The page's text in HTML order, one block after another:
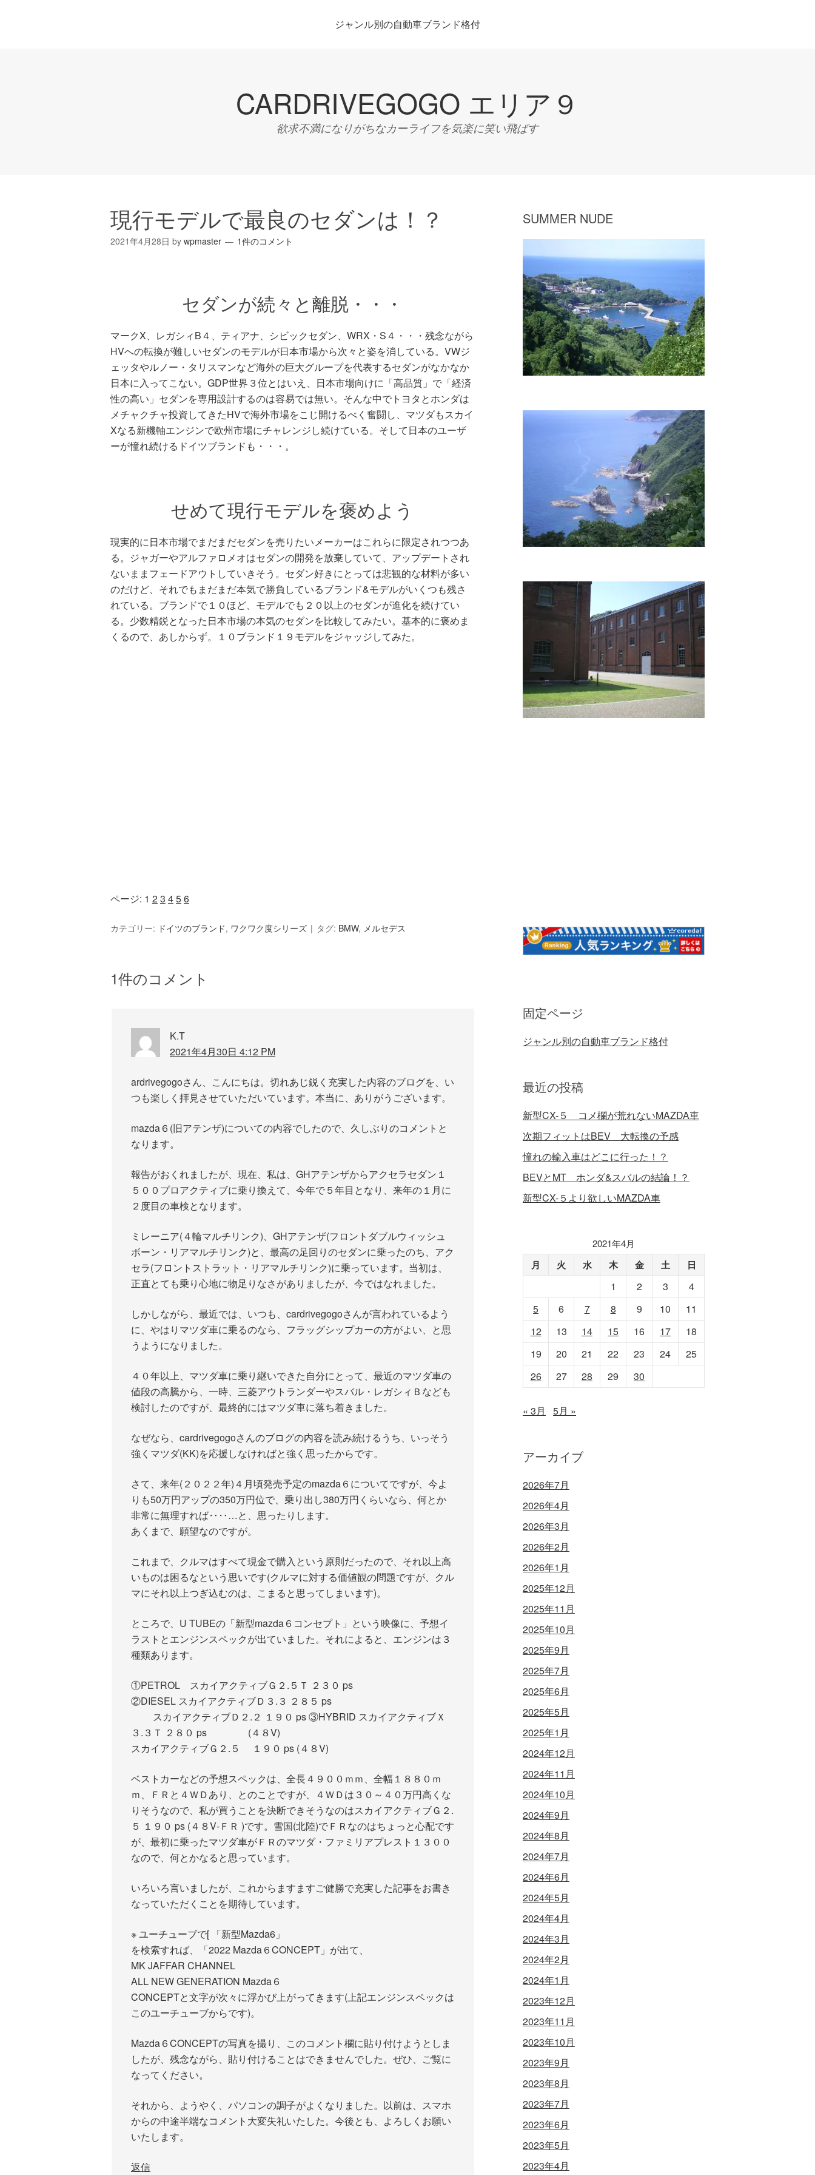
ジャンル別の自動車ブランド格付
CARDRIVEGOGO エリア９
欲求不満になりがちなカーライフを気楽に笑い飛ばす
現行モデルで最良のセダンは！？
2021年4月28日 by wpmaster 1件のコメント
セダンが続々と離脱・・・
マークX、レガシィB４、ティアナ、シビックセダン、WRX・S４・・・残念ながら
HVへの転換が難しいセダンのモデルが日本市場から次々と姿を消している。VWジ
ェッタやルノー・タリスマンなど海外の巨大グループを代表するセダンがなかなか
日本に入ってこない。GDP世界３位とはいえ、日本市場向けに「高品質」で「経済
性の高い」セダンを専用設計するのは容易では無い。そんな中でトヨタとホンダは
メチャクチャ投資してきたHVで海外市場をこじ開けるべく奮闘し、マツダもスカイ
Xなる新機軸エンジンで欧州市場にチャレンジし続けている。そして日本のユーザ
ーが憧れ続けるドイツブランドも・・・。
せめて現行モデルを褒めよう
現実的に日本市場でまだまだセダンを売りたいメーカーはこれらに限定されつつあ
る。ジャガーやアルファロメオはセダンの開発を放棄していて、アップデートされ
ないままフェードアウトしていきそう。セダン好きにとっては悲観的な材料が多い
のだけど、それでもまだまだ本気で勝負しているブランド&モデルがいくつも残さ
れている。ブランドで１０ほど、モデルでも２０以上のセダンが進化を続けてい
る。少数精鋭となった日本市場の本気のセダンを比較してみたい。基本的に褒めま
くるので、あしからず。１０ブランド１９モデルをジャッジしてみた。
ページ: 1 23 456
カテゴリー: ドイツのブランド, ワクワク度シリーズ タグ: BMW, メルセデス
1件のコメント
K.T
2021年4月30日 4:12 PM
ardrivegogoさん、こんにちは。切れあじ鋭く充実した内容のブログを、い
つも楽しく拝見させていただいています。本当に、ありがうございます。
mazda６(旧アテンザ)についての内容でしたので、久しぶりのコメントと
なります。
報告がおくれましたが、現在、私は、GHアテンザからアクセラセダン１
５００プロアクティブに乗り換えて、今年で５年目となり、来年の１月に
２度目の車検となります。
ミレーニア(４輪マルチリンク)、GHアテンザ(フロントダブルウィッシュ
ボーン・リアマルチリンク)と、最高の足回りのセダンに乗ったのち、アク
セラ(フロントストラット・リアマルチリンク)に乗っています。当初は、
正直とても乗り心地に物足りなさがありましたが、今ではなれました。
しかしながら、最近では、いつも、cardrivegogoさんが言われているよう
に、やはりマツダ車に乗るのなら、フラッグシップカーの方がよい、と思
うようになりました。
４０年以上、マツダ車に乗り継いできた自分にとって、最近のマツダ車の
値段の高騰から、一時、三菱アウトランダーやスバル・レガシィＢなども
検討したのですが、最終的にはマツダ車に落ち着きました。
なぜなら、cardrivegogoさんのブログの内容を読み続けるうち、いっそう
強くマツダ(KK)を応援しなければと強く思ったからです。
さて、来年(２０２２年)４月頃発売予定のmazda６についてですが、今よ
りも50万円アップの350万円位で、乗り出し380万円くらいなら、何とか
非常に無理すれば‥‥…と、思ったりします。
あくまで、願望なのですが。
これまで、クルマはすべて現金で購入という原則だったので、それ以上高
いものは困るなという思いです(クルマに対する価値観の問題ですが、クル
マにそれ以上つぎ込むのは、こまると思ってしまいます)。
ところで、U TUBEの「新型mazda６コンセプト」という映像に、予想イ
ラストとエンジンスペックが出ていました。それによると、エンジンは３
種類あります。
①PETROL スカイアクティブＧ２.５Ｔ ２３０ ps
②DIESEL スカイアクティブＤ３.３ ２８５ ps
スカイアクティブＤ２.２ １９０ ps ③HYBRID スカイアクティブＸ
３.３Ｔ ２８０ ps (４８V)
スカイアクティブＧ２.５ １９０ ps (４８V)
ベストカーなどの予想スペックは、全長４９００ｍｍ、全幅１８８０ｍ
ｍ、ＦＲと４ＷＤあり、とのことですが、４ＷＤは３０～４０万円高くな
りそうなので、私が買うことを決断できそうなのはスカイアクティブＧ２.
５ １９０ ps (４８V‐ＦＲ )です。雪国(北陸)でＦＲなのはちょっと心配です
が、最初に乗ったマツダ車がＦＲのマツダ・ファミリアプレスト１３００
なので、何とかなると思っています。
いろいろ言いましたが、これからますますご健勝で充実した記事をお書き
なっていただくことを期待しています。
※ ユーチューブで[ 「新型Mazda6」
を検索すれば、「2022 Mazda６CONCEPT」が出て、
MK JAFFAR CHANNEL
ALL NEW GENERATION Mazda６
CONCEPTと文字が次々に浮かび上がってきます(上記エンジンスペックは
このユーチューブからです)。
Mazda６CONCEPTの写真を撮り、このコメント欄に貼り付けようとしま
したが、残念ながら、貼り付けることはできませんでした。ぜひ、ご覧に
なってください。
それから、ようやく、パソコンの調子がよくなりました。以前は、スマホ
からの中途半端なコメント大変失礼いたした。今後とも、よろしくお願い
いたします。
返信
SUMMER NUDE
固定ページ
ジャンル別の自動車ブランド格付
最近の投稿
新型CX-５ コメ欄が荒れないMAZDA車
次期フィットはBEV 大転換の予感
憧れの輸入車はどこに行った！？
BEVとMT ホンダ&スバルの結論！？
新型CX-５より欲しいMAZDA車
2021年4月
月 火 水 木 金 土 日
1 2 3
4
5
6 7 8 9 10
11
12
13 14 15 16 17
18
19
20 21 22 23 24
25
26
27 28 29 30
« 3月 5月 »
アーカイブ
2026年7月
2026年4月
2026年3月
2026年2月
2026年1月
2025年12月
2025年11月
2025年10月
2025年9月
2025年7月
2025年6月
2025年5月
2025年1月
2024年12月
2024年11月
2024年10月
2024年9月
2024年8月
2024年7月
2024年6月
2024年5月
2024年4月
2024年3月
2024年2月
2024年1月
2023年12月
2023年11月
2023年10月
2023年9月
2023年8月
2023年7月
2023年6月
2023年5月
2023年4月